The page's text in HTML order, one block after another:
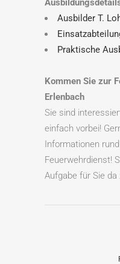
Ausbilder T.
Praktische
Kommen Sie zur
Erlenbach
Sie sind
einfach vorbei!
Informationen
Feuerwehrdienst!
Aufgabe für Sie da